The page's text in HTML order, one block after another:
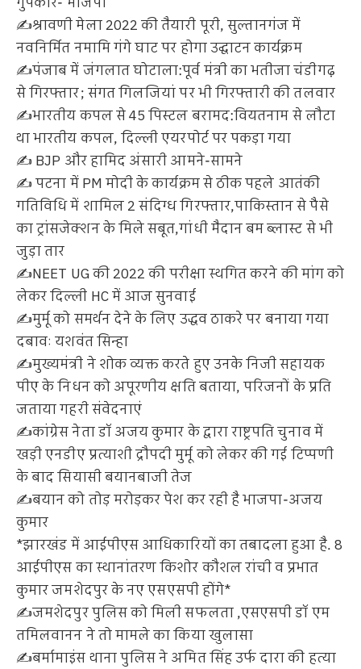
✍️श्रावणी मेला 2022 की तैयारी पूरी, सुल्तानगंज में
नवनिर्मित नमामि गंगे घाट पर होगा उद्घाटन कार्यक्रम
✍️पंजाब में जंगलात घोटाला:पूर्व मंत्री का भतीजा चंडीगढ़
से गिरफ्तार; संगत गिलजियां पर भी गिरफ्तारी की तलवार
✍️भारतीय कपल से 45 पिस्टल बरामद:वियतनाम से लौटा
था भारतीय कपल, दिल्ली एयरपोर्ट पर पकड़ा गया
✍️ BJP और हामिद अंसारी आमने-सामने
✍️ पटना में PM मोदी के कार्यक्रम से ठीक पहले आतंकी
गतिविधि में शामिल 2 संदिग्ध गिरफ्तार,पाकिस्तान से पैसे
का ट्रांसजेक्शन के मिले सबूत,गांधी मैदान बम ब्लास्ट से भी
जुड़ा तार
✍️NEET UG की 2022 की परीक्षा स्थगित करने की मांग को
लेकर दिल्ली HC में आज सुनवाई
✍️मुर्मू को समर्थन देने के लिए उद्धव ठाकरे पर बनाया गया
दबावः यशवंत सिन्हा
✍️मुख्यमंत्री ने शोक व्यक्त करते हुए उनके निजी सहायक
पीए के निधन को अपूरणीय क्षति बताया, परिजनों के प्रति
जताया गहरी संवेदनाएं
✍️कांग्रेस नेता डॉ अजय कुमार के द्वारा राष्ट्रपति चुनाव में
खड़ी एनडीए प्रत्याशी द्रौपदी मुर्मू को लेकर की गई टिप्पणी
के बाद सियासी बयानबाजी तेज
✍️बयान को तोड़ मरोड़कर पेश कर रही है भाजपा-अजय
कुमार
*झारखंड में आईपीएस आधिकारियों का तबादला हुआ है. 8
आईपीएस का स्थानांतरण किशोर कौशल रांची व प्रभात
कुमार जमशेदपुर के नए एसएसपी होंगे*
✍️जमशेदपुर पुलिस को मिली सफलता ,एसएसपी डॉ एम
तमिलवानन ने तो मामले का किया खुलासा
✍️बर्मामाइंस थाना पुलिस ने अमित सिंह उर्फ दारा की हत्या